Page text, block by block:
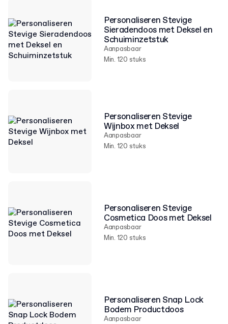
Personaliseren Stevige
Sieradendoos met Deksel en
Schuiminzetstuk
Aanpasbaar
Min. 120 stuks
Personaliseren Stevige
Wijnbox met Deksel
Aanpasbaar
Min. 120 stuks
Personaliseren Stevige
Cosmetica Doos met Deksel
Aanpasbaar
Min. 120 stuks
Personaliseren Snap Lock
Bodem Productdoos
Aanpasbaar